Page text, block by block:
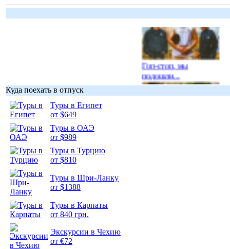
Гоп-стоп, мы
подошли...
Куда поехать в отпуск
Туры в Египет
от $649
Туры в ОАЭ
от $989
Туры в Турцию
от $810
Туры в Шри-Ланку
от $1388
Туры в Карпаты
от 840 грн.
Экскурсии в Чехию
от €72